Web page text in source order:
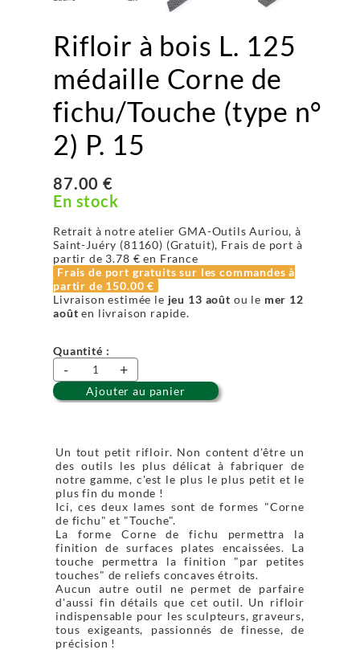
Rifloir à bois L. 125
médaille Corne de
fichu/Touche (type n°
2) P. 15
87.00 €
En stock
Retrait à notre atelier GMA-Outils Auriou, à
Saint-Juéry (81160) (Gratuit), Frais de port à
partir de 3.78 € en France
Frais de port gratuits sur les commandes à
partir de 150.00 €
Livraison estimée le jeu 13 août ou le mer 12
août en livraison rapide.
Quantité :
- +
Ajouter au panier
Un tout petit rifloir. Non content d'être un
des outils les plus délicat à fabriquer de
notre gamme, c'est le plus le plus petit et le
plus fin du monde !
Ici, ces deux lames sont de formes "Corne
de fichu" et "Touche".
La forme Corne de fichu permettra la
finition de surfaces plates encaissées. La
touche permettra la finition "par petites
touches" de reliefs concaves étroits.
Aucun autre outil ne permet de parfaire
d'aussi fin détails que cet outil. Un rifloir
indispensable pour les sculpteurs, graveurs,
tous exigeants, passionnés de finesse, de
précision !